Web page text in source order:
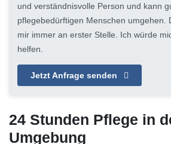
und verständnisvolle Person und kann
pflegebedürftigen Menschen umgehen.
mir immer an erster Stelle. Ich würde
helfen.
Jetzt Anfrage senden
24 Stunden Pflege in
Umgebung